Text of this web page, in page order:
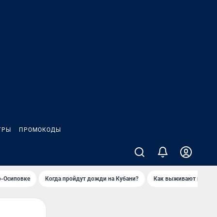
ПРОМОКОДЫ
Осиповке Когда пройдут дожди на Кубани? Как выживают